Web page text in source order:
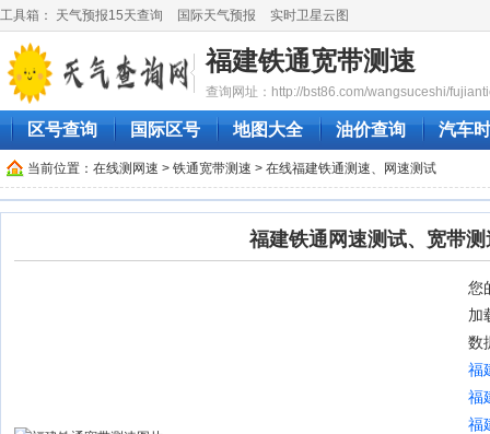
工具箱： 天气预报15天查询 国际天气预报 实时卫星云图
福建铁通宽带测速
查询网址：http://bst86.com/wangsuceshi/
区号查询 国际区号 地图大全 油价查询 汽车
当前位置： 在线测网速 > 铁通宽带测速 > 在线福建铁通测速、网速测试
福建铁通网速测试、宽带测
您
加
数
福
福
福